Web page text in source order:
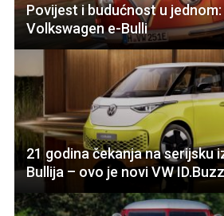
Povijest i budućnost u
Volkswagen e-Bulli
21 godina čekanja na serijsku
Bullija – ovo je novi VW ID.Buzz